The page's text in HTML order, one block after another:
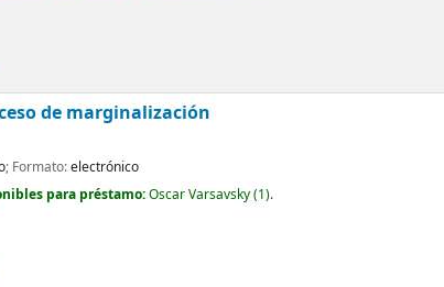
de marginalización
; Formato:electrónico
para préstamo:Oscar Varsavsky(1).